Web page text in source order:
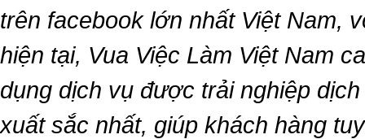
trên facebook lớn nhất Việt Nam,
hiện tại, Vua Việc Làm Việt Nam
dụng dịch vụ được trải nghiệp
xuất sắc nhất, giúp khách hàng